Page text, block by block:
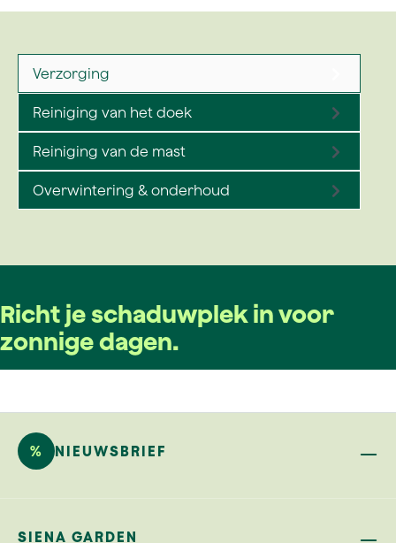
Verzorging
Reiniging van het doek
Reiniging van de mast
Overwintering & onderhoud
Richt je schaduwplek in voor
zonnige dagen.
% NIEUWSBRIEF
SIENA GARDEN